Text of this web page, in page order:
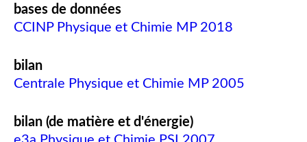
bases de données
CCINP Physique et Chimie MP 2018
bilan
Centrale Physique et Chimie MP 2005
bilan (de matière et d'énergie)